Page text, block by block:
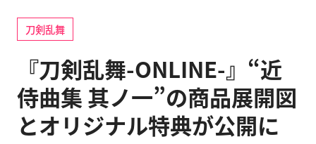
刀剣乱舞
『刀剣乱舞-ONLINE-』“近
侍曲集 其ノ一”の商品展開図
とオリジナル特典が公開に